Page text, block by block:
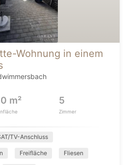
Wohnung in einem
m² 5
Zimmer
TV-Anschluss
Freifläche Fliesen